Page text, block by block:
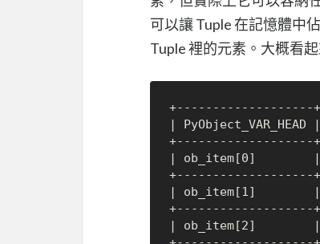
可以讓 Tuple 在記憶體中
Tuple 裡的元素。大概看起
+-------------------+
| PyObject_VAR_HEAD |
+-------------------+
| ob_item[0]        |
+-------------------+
| ob_item[1]        |
+-------------------+
| ob_item[2]        |